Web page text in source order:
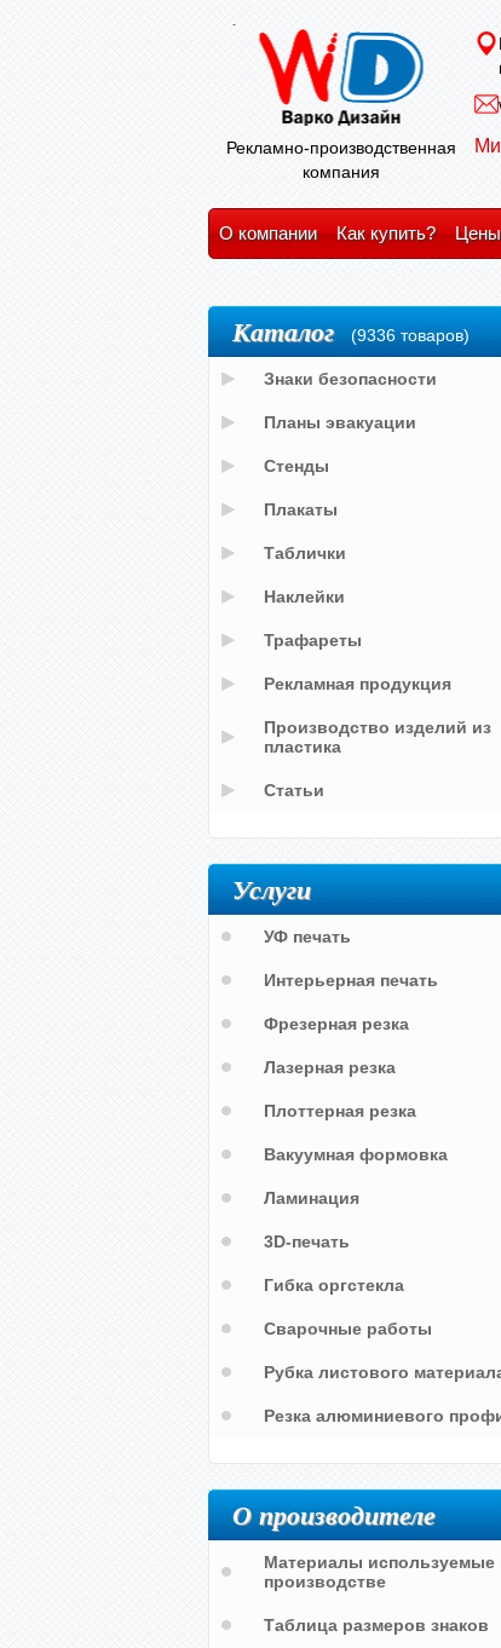
Рекламно-производственная
компания
О компании Как купить? Цены
Зона безопасности МГН /
Каталог (9336 товаров)
Знаки безопасности
Планы эвакуации
Стенды
Плакаты
Таблички
Наклейки
Трафареты
Рекламная продукция
Производство изделий из
пластика
Статьи
Услуги
УФ печать
Интерьерная печать
Фрезерная резка
Лазерная резка
Плоттерная резка
Вакуумная формовка
Ламинация
3D-печать
Гибка оргстекла
Сварочные работы
Рубка листового
Резка алюминиевого
О производителе
Материалы используемые
производстве
Таблица размеров знаков